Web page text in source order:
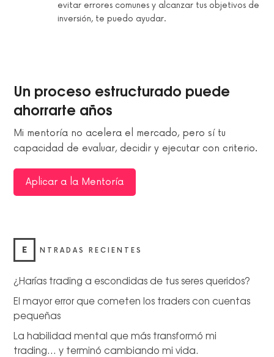
evitar errores comunes y alcanzar tus objetivos de
inversión, te puedo ayudar.
Un proceso estructurado puede
ahorrarte años
Mi mentoría no acelera el mercado, pero sí tu
capacidad de evaluar, decidir y ejecutar con criterio.
Aplicar a la Mentoría
E NTRADAS RECIENTES
¿Harías trading a escondidas de tus seres queridos?
El mayor error que cometen los traders con cuentas
pequeñas
La habilidad mental que más transformó mi
trading… y terminó cambiando mi vida.